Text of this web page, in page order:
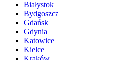
Białystok
Bydgoszcz
Gdańsk
Gdynia
Katowice
Kielce
Kraków